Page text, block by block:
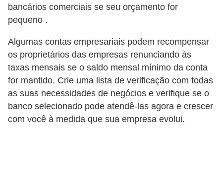
bancários comerciais se seu orçamento for
pequeno .
Algumas contas empresariais podem recompensar
os proprietários das empresas renunciando às
taxas mensais se o saldo mensal mínimo da conta
for mantido. Crie uma lista de verificação com todas
as suas necessidades de negócios e verifique se o
banco selecionado pode atendê-las agora e crescer
com você à medida que sua empresa evolui.
E
d
c
a
ç
ã
o
f